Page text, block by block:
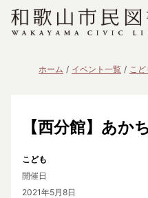
ホーム イベント一覧 こど
【西分館】あか
こども
開催日
2021年5月8日